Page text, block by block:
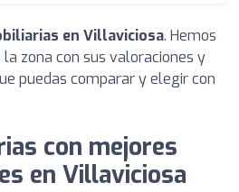
en Villaviciosa. Hemos
zona con sus valoraciones y
puedas comparar y elegir con
con mejores
en Villaviciosa